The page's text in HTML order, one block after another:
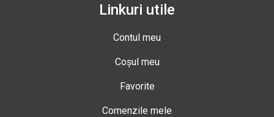
Linkuri utile
Contul meu
Coșul meu
Favorite
Comenzile mele